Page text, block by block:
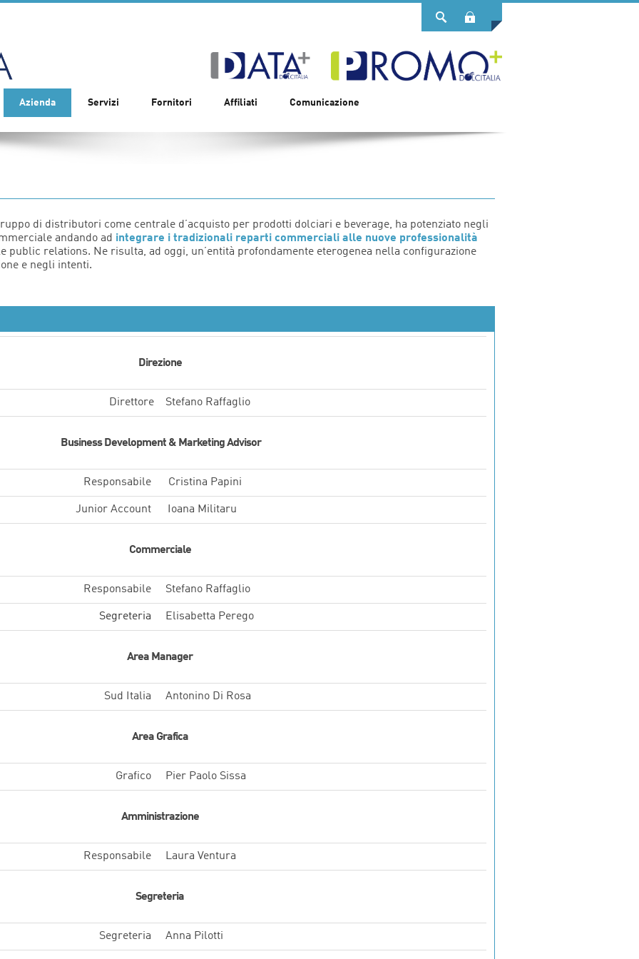
Azienda Servizi Fornitori Affiliati Comunicazione
di distributori come centrale d’acquisto per prodotti dolciari e beverage, ha potenziato negli
andando ad integrare i tradizionali reparti commerciali alle nuove professionalità
public relations. Ne risulta, ad oggi, un’entità profondamente eterogenea nella configurazione
e negli intenti.
Direzione
Direttore Stefano Raffaglio
Business Development & Marketing Advisor
Responsabile Cristina Papini
Junior Account Ioana Militaru
Commerciale
Responsabile Stefano Raffaglio
Segreteria Elisabetta Perego
Area Manager
Sud Italia Antonino Di Rosa
Area Grafica
Grafico Pier Paolo Sissa
Amministrazione
Responsabile Laura Ventura
Segreteria
Segreteria Anna Pilotti